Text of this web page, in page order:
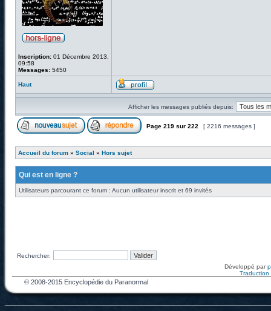
Inscription: 01 Décembre 2013,
09:58
Messages: 5450
Haut
Afficher les messages publiés depuis:
Page 219 sur 222 [ 2216 messages ]
Accueil du forum » Social » Hors sujet
Qui est en ligne ?
Utilisateurs parcourant ce forum : Aucun utilisateur inscrit et 69 invités
Rechercher:
Développé par
Traduction
© 2008-2015 Encyclopédie du Paranormal